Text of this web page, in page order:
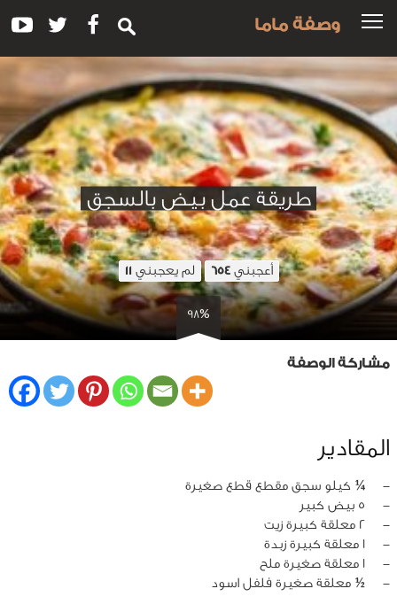
وصفة ماما
طريقة عمل بيض بالسجق
أعجبني654 لم يعجبني 11
98%
مشاركة الوصفة
المقادير
‏-
¼ كيلو سجق مقطع قطع صغيرة
‏-
5 بيض كبير
‏-
2 معلقة كبيرة زيت
‏-
1 معلقة كبيرة زبدة
‏-
1 معلقة صغيرة ملح
‏-
½ معلقة صغيرة فلفل اسود